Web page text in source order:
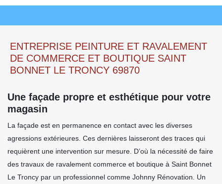
ENTREPRISE PEINTURE ET RAVALEMENT
DE COMMERCE ET BOUTIQUE SAINT
BONNET LE TRONCY 69870
Une façade propre et esthétique pour votre
magasin
La façade est en permanence en contact avec les diverses
agressions extérieures. Ces dernières laisseront des traces qui
requièrent une intervention sur mesure. D’où la nécessité de faire
des travaux de ravalement commerce et boutique à Saint Bonnet
Le Troncy par un professionnel comme Johnny Rénovation. Un